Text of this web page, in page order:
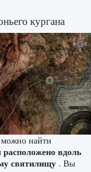
0 0
Нари в
0 0
кургана
найти
вдоль
святилищу . Вы